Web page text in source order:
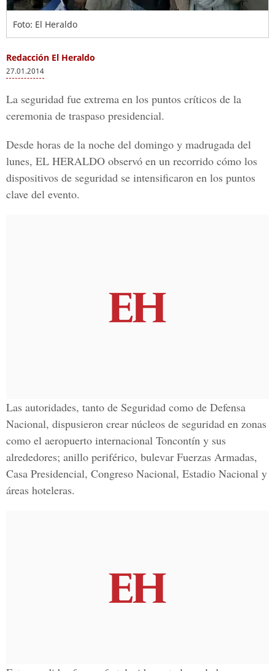
Foto: El Heraldo
Redacción El Heraldo
27.01.2014
La seguridad fue extrema en los puntos críticos de la
ceremonia de traspaso presidencial.
Desde horas de la noche del domingo y madrugada del
lunes, EL HERALDO observó en un recorrido cómo los
dispositivos de seguridad se intensificaron en los puntos
clave del evento.
Las autoridades, tanto de Seguridad como de Defensa
Nacional, dispusieron crear núcleos de seguridad en zonas
como el aeropuerto internacional Toncontín y sus
alrededores; anillo periférico, bulevar Fuerzas Armadas,
Casa Presidencial, Congreso Nacional, Estadio Nacional y
áreas hoteleras.